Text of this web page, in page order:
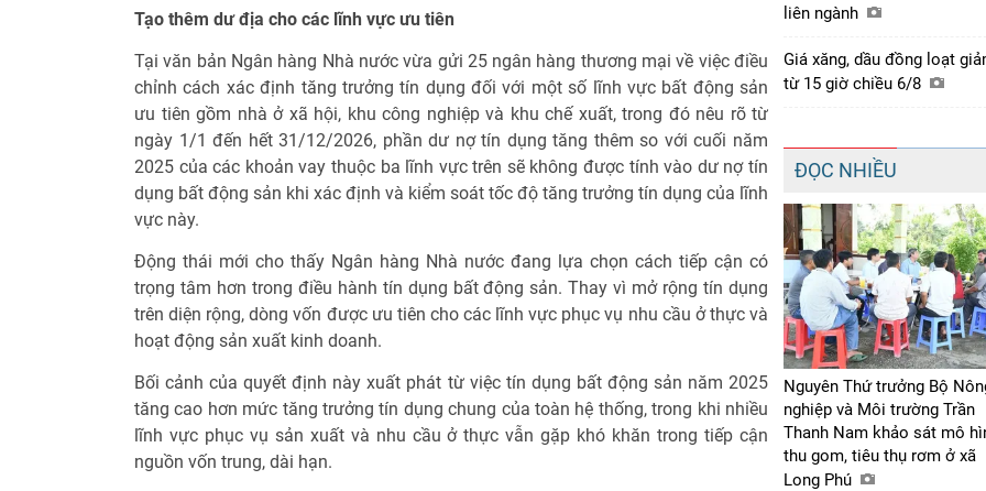
Tạo thêm dư địa cho các lĩnh vực ưu tiên
Tại văn bản Ngân hàng Nhà nước vừa gửi 25 ngân hàng thương mại về việc điều
chỉnh cách xác định tăng trưởng tín dụng đối với một số lĩnh vực bất động sản
ưu tiên gồm nhà ở xã hội, khu công nghiệp và khu chế xuất, trong đó nêu rõ từ
ngày 1/1 đến hết 31/12/2026, phần dư nợ tín dụng tăng thêm so với cuối năm
2025 của các khoản vay thuộc ba lĩnh vực trên sẽ không được tính vào dư nợ tín
dụng bất động sản khi xác định và kiểm soát tốc độ tăng trưởng tín dụng của lĩnh
vực này.
Động thái mới cho thấy Ngân hàng Nhà nước đang lựa chọn cách tiếp cận có
trọng tâm hơn trong điều hành tín dụng bất động sản. Thay vì mở rộng tín dụng
trên diện rộng, dòng vốn được ưu tiên cho các lĩnh vực phục vụ nhu cầu ở thực và
hoạt động sản xuất kinh doanh.
Bối cảnh của quyết định này xuất phát từ việc tín dụng bất động sản năm 2025
tăng cao hơn mức tăng trưởng tín dụng chung của toàn hệ thống, trong khi nhiều
lĩnh vực phục vụ sản xuất và nhu cầu ở thực vẫn gặp khó khăn trong tiếp cận
nguồn vốn trung, dài hạn.
liên ngành
Giá xăng, dầu đồng loạt
từ 15 giờ chiều 6/8
ĐỌC NHIỀU
Nguyên Thứ trưởng Bộ
nghiệp và Môi trường Trần
Thanh Nam khảo sát mô
thu gom, tiêu thụ rơm ở xã
Long Phú